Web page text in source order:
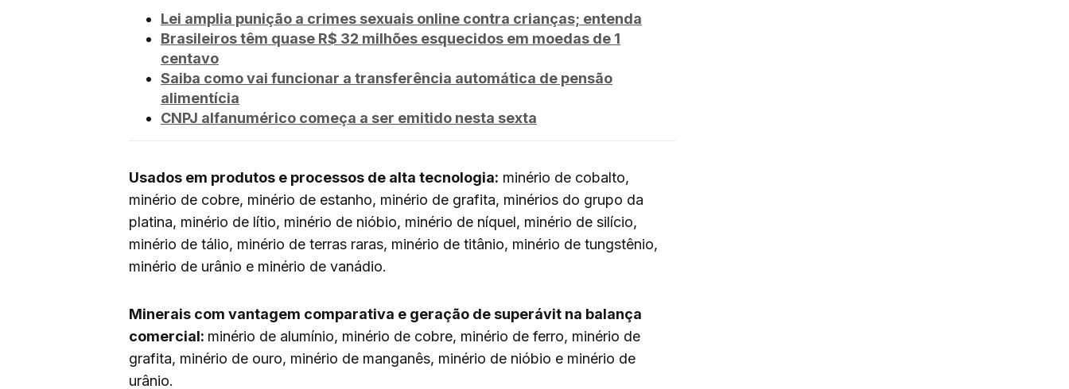
Lei amplia punição a crimes sexuais online contra crianças; entenda
Brasileiros têm quase R$ 32 milhões esquecidos em moedas de 1
centavo
Saiba como vai funcionar a transferência automática de pensão
alimentícia
CNPJ alfanumérico começa a ser emitido nesta sexta
Usados em produtos e processos de alta tecnologia: minério de cobalto,
minério de cobre, minério de estanho, minério de grafita, minérios do grupo da
platina, minério de lítio, minério de nióbio, minério de níquel, minério de silício,
minério de tálio, minério de terras raras, minério de titânio, minério de tungstênio,
minério de urânio e minério de vanádio.
Minerais com vantagem comparativa e geração de superávit na balança
comercial: minério de alumínio, minério de cobre, minério de ferro, minério de
grafita, minério de ouro, minério de manganês, minério de nióbio e minério de
urânio.